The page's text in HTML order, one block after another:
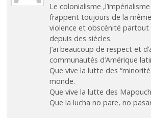
Le colonialisme
frappent toujours de la
violence et obscénité partout
depuis des siècles.
J’ai beaucoup de respect et
communautés d’Amérique
Que vive la lutte des
monde.
Que vive la lutte des
Que la lucha no pare, no